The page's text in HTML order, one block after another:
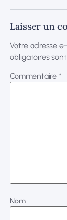
Laisser un
Votre adresse
obligatoires
Commentaire *
Nom